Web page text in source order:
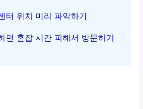
터 위치 미리 파악하기
면 혼잡 시간 피해서 방문하기